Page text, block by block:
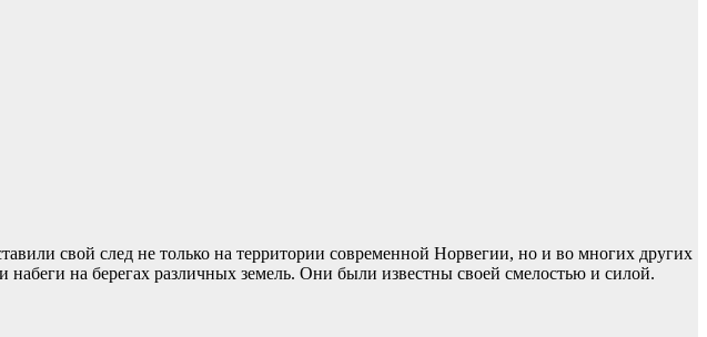
свой след не только на территории современной Норвегии, но и во многих других
на берегах различных земель. Они были известны своей смелостью и силой.